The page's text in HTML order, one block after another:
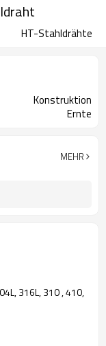
HT-Stahldrähte
Konstruktion
Ernte
MEHR
316L, 310, 410,